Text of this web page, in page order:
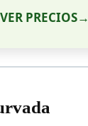
VER PRECIOS→